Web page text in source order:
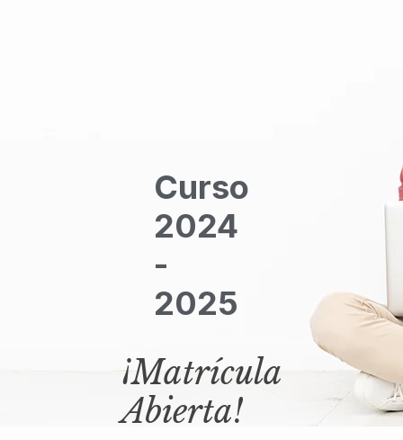
Curso
2024
-
2025
¡Matrícula
Abierta!